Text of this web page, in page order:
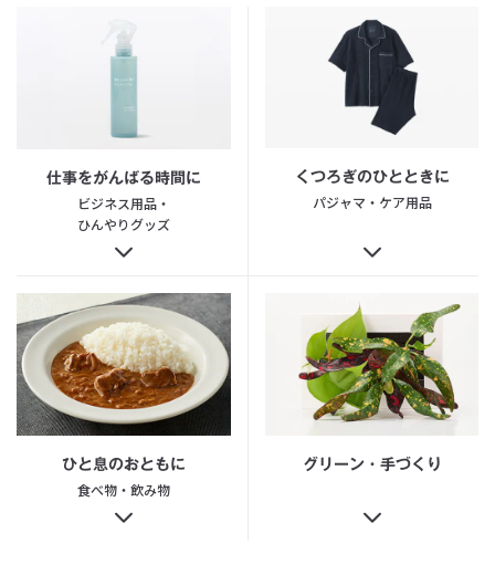
仕事をがんばる時間に
ビジネス用品・
ひんやりグッズ
くつろぎのひとときに
パジャマ・ケア用品
ひと息のおともに
食べ物・飲み物
グリーン・手づくり